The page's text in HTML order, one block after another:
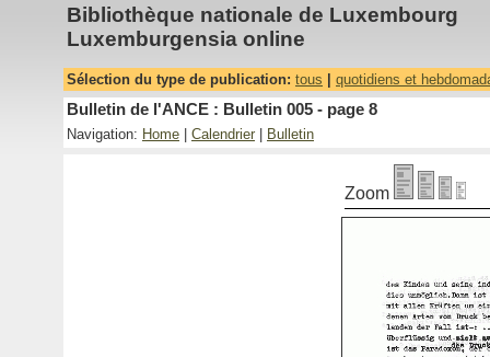
Bibliothèque nationale de Luxembourg
Luxemburgensia online
Sélection du type de publication: tous quotidiens et
Bulletin de l'ANCE : Bulletin 005 - page 8
Navigation: Home Calendrier Bulletin
Zoom